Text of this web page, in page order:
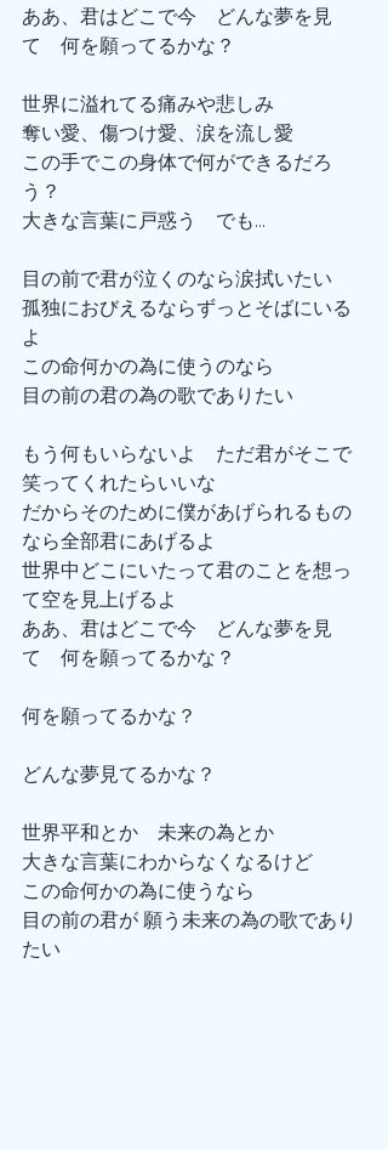
ああ、君はどこで今　どんな夢を見
て　何を願ってるかな？
世界に溢れてる痛みや悲しみ
奪い愛、傷つけ愛、涙を流し愛
この手でこの身体で何ができるだろ
う？
大きな言葉に戸惑う　でも...
目の前で君が泣くのなら涙拭いたい
孤独におびえるならずっとそばにいる
よ
この命何かの為に使うのなら
目の前の君の為の歌でありたい
もう何もいらないよ　ただ君がそこで
笑ってくれたらいいな
だからそのために僕があげられるもの
なら全部君にあげるよ
世界中どこにいたって君のことを想っ
て空を見上げるよ
ああ、君はどこで今　どんな夢を見
て　何を願ってるかな？
何を願ってるかな？
どんな夢見てるかな？
世界平和とか　未来の為とか
大きな言葉にわからなくなるけど
この命何かの為に使うなら
目の前の君が 願う未来の為の歌であり
たい